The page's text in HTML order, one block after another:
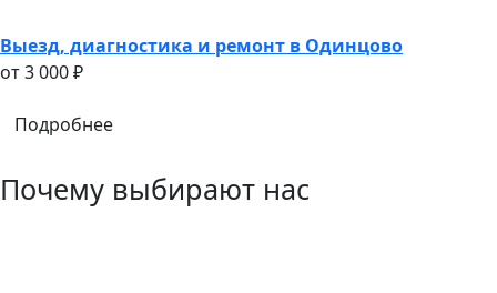
Выезд, диагностика и ремонт в Одинцово
oт 3 000 ₽
Подробнее
Почему выбирают нас